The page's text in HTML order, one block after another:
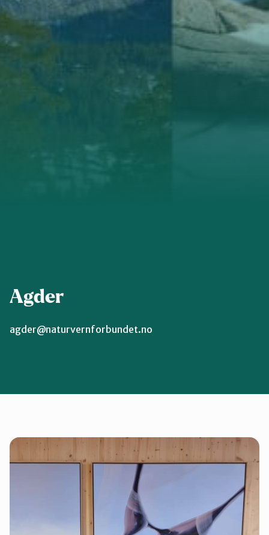
Lillesand
Lindesnes
Øst i Agder
Agder
agder@naturvernforbundet.no